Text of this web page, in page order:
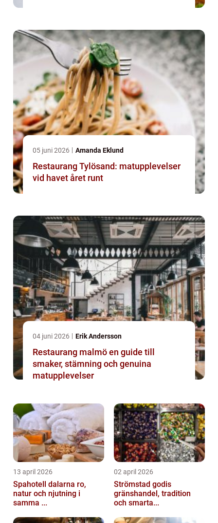
05 juni 2026 Amanda Eklund
Restaurang Tylösand: matupplevelser
vid havet året runt
04 juni 2026 Erik Andersson
Restaurang malmö en guide till
smaker, stämning och genuina
matupplevelser
13 april 2026
Spahotell dalarna ro,
natur och njutning i
samma ...
02 april 2026
Strömstad godis
gränshandel, tradition
och smarta...